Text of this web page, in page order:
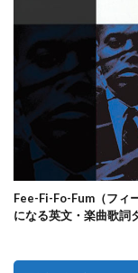
Fee-Fi-Fo-Fum（フィ
になる英文・楽曲歌詞